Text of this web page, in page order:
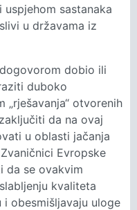
sastanaka
u državama iz
dobio ili
duboko
„rješavanja“ otvorenih
da na ovaj
u oblasti jačanja
Evropske
da se ovakvim
kvaliteta
obesmišljavaju uloge